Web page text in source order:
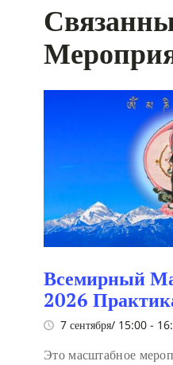
Всемирный
2026
7 сентября/ 15:00 -
Это масштабное